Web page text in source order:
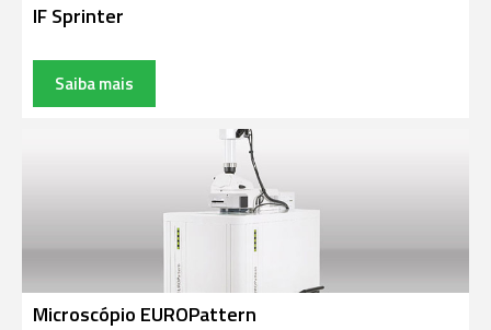
IF Sprinter
Saiba mais
Microscópio EUROPattern